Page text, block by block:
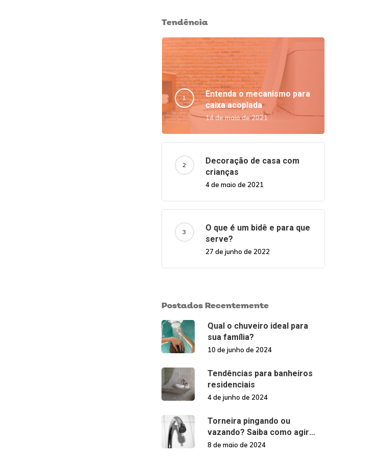
Tendência
Entenda o mecanismo para
caixa acoplada
14 de maio de 2021
Decoração de casa com
crianças
4 de maio de 2021
O que é um bidê e para que
serve?
27 de junho de 2022
Postados Recentemente
Qual o chuveiro ideal para
sua família?
10 de junho de 2024
Tendências para banheiros
residenciais
4 de junho de 2024
Torneira pingando ou
vazando? Saiba como agir
nessas situações!
8 de maio de 2024